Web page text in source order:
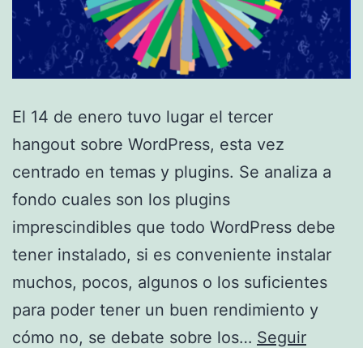
El 14 de enero tuvo lugar el tercer
hangout sobre WordPress, esta vez
centrado en temas y plugins. Se analiza a
fondo cuales son los plugins
imprescindibles que todo WordPress debe
tener instalado, si es conveniente instalar
muchos, pocos, algunos o los suficientes
para poder tener un buen rendimiento y
cómo no, se debate sobre los… Seguir